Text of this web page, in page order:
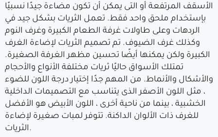
الأسقف المرتفعة أو التى يمكن أن تكون مضاءة جيدًا نسبيًا
بإستخدام ملحق واحد فقط. تعمل الثريات بشكل جيد في
الردهات وعلى طاولات غرفة الطعام الكبيرة وغرف النوم
وكذلك غرف الضيوف. تم تصميم الثريات لإضاءة الغرف
الكبيرة ولكن يمكنها أيضًا تحسين مظهر الغرفة الصغيرة.
تمتلك الأسواق حاليًا ثريات مختلفة الأنواع والأحجام
والأشكال والأنماط. من المهم جدًا إختيار درجة اللون للضوء
، مثل اللون الأصفر الذى يتناسب مع التصميمات الداخلية
الخشبية ، بينما من ناحية أخرى ، اللون الأبيض هو الأفضل
للغرف ذات الألوان الداكنة. تتوفر لمبات صغيرة لإضاءة
الثريات.